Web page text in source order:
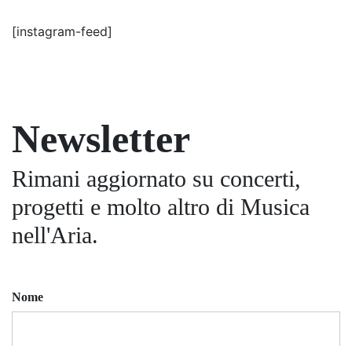
[instagram-feed]
Newsletter
Rimani aggiornato su concerti,
progetti e molto altro di Musica
nell'Aria.
Nome